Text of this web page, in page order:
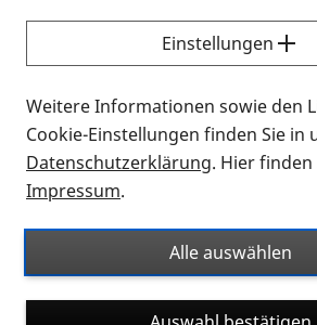
Sie möchten wissen, wie Sie nach
suchen und dieses bestellen bzw.
können? Schauen Sie sich die
Thema Infomaterial auf der PRO
für blinde und sehbehinderte
Auf dieser Seite finden Sie
Ort. Nutzen Sie den Formatfilter,
nach Flyern und Broschüren,
suchen. Die meisten Flyer und
Einstellungen
Weitere Informationen sowie den
Cookie-Einstellungen finden Sie in
Datenschutzerklärung. Hier finden
Impressum.
Alle auswählen